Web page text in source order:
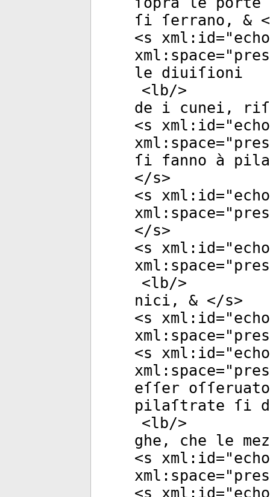
ſi ſerrano, &
<s xml:id="
xml:space="
le diuiſioni
<lb/>
de i cunei,
<s xml:id="
xml:space="
ſi fanno à
</s>
<s xml:id="
xml:space="
</s>
<s xml:id="
xml:space="
<lb/>
nici, & </s>
<s xml:id="
xml:space="
<s xml:id="
xml:space="
eſſer
pilaſtrate ſi
<lb/>
ghe, che le
<s xml:id="
xml:space="
<s xml:id="